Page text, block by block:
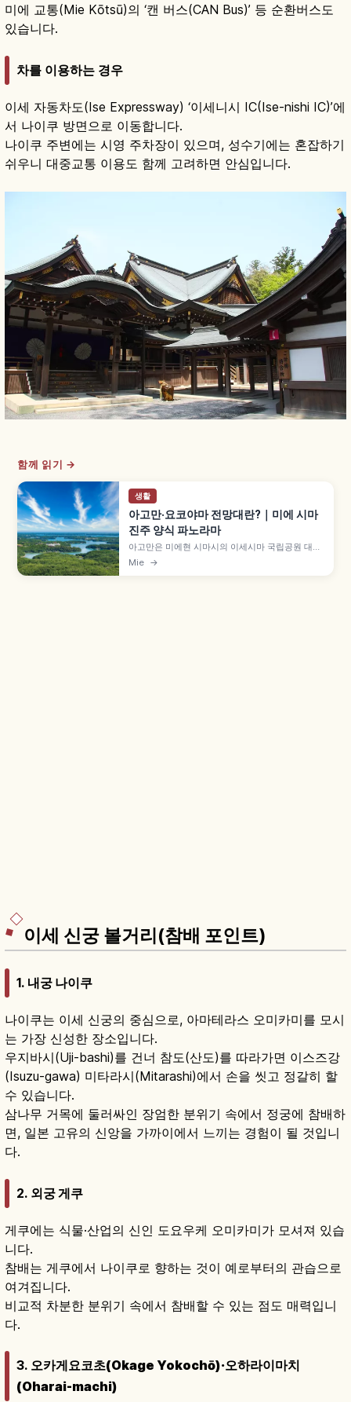
미에 교통(Mie Kōtsū)의 ‘캔 버스(CAN Bus)’ 등 순환버스도
있습니다.
차를 이용하는 경우
이세 자동차도(Ise Expressway) ‘이세니시 IC(Ise-nishi IC)’에
서 나이쿠 방면으로 이동합니다.
나이쿠 주변에는 시영 주차장이 있으며, 성수기에는 혼잡하기
쉬우니 대중교통 이용도 함께 고려하면 안심입니다.
함께 읽기 →
생활
아고만·요코야마 전망대란?｜미에 시마
진주 양식 파노라마
아고만은 미에현 시마시의 이세시마 국립공원 대표
경관으로, 리아스 해안 굴곡진 해안선과 만 안 진주
Mie →
이세 신궁 볼거리(참배 포인트)
1. 내궁 나이쿠
나이쿠는 이세 신궁의 중심으로, 아마테라스 오미카미를 모시
는 가장 신성한 장소입니다.
우지바시(Uji-bashi)를 건너 참도(산도)를 따라가면 이스즈강
(Isuzu-gawa) 미타라시(Mitarashi)에서 손을 씻고 정갈히 할
수 있습니다.
삼나무 거목에 둘러싸인 장엄한 분위기 속에서 정궁에 참배하
면, 일본 고유의 신앙을 가까이에서 느끼는 경험이 될 것입니
다.
2. 외궁 게쿠
게쿠에는 식물·산업의 신인 도요우케 오미카미가 모셔져 있습
니다.
참배는 게쿠에서 나이쿠로 향하는 것이 예로부터의 관습으로
여겨집니다.
비교적 차분한 분위기 속에서 참배할 수 있는 점도 매력입니
다.
3. 오카게요코초(Okage Yokochō)·오하라이마치
(Oharai-machi)